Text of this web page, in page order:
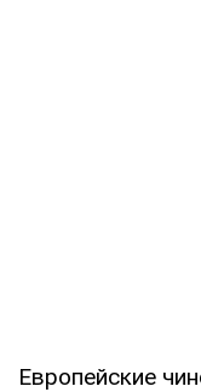
Европейские